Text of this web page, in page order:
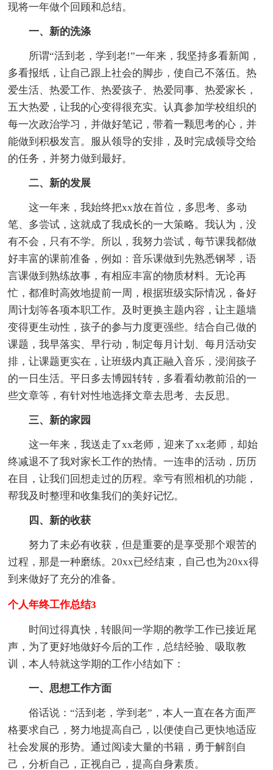
现将一年做个回顾和总结。
一、新的洗涤
所谓“活到老，学到老!”一年来，我坚持多看新闻，
多看报纸，让自己跟上社会的脚步，使自己不落伍。热
爱生活、热爱工作、热爱孩子、热爱同事、热爱家长，
五大热爱，让我的心变得很充实。认真参加学校组织的
每一次政治学习，并做好笔记，带着一颗思考的心，并
能做到积极发言。服从领导的安排，及时完成领导交给
的任务，并努力做到最好。
二、新的发展
这一年来，我始终把xx放在首位，多思考、多动
笔、多尝试，这就成了我成长的一大策略。我认为，没
有不会，只有不学。所以，我努力尝试，每节课我都做
好丰富的课前准备，例如：音乐课做到先熟悉钢琴，语
言课做到熟练故事，有相应丰富的物质材料。无论再
忙，都准时高效地提前一周，根据班级实际情况，备好
周计划等各项本职工作。及时更换主题内容，让主题墙
变得更生动性，孩子的参与力度更强些。结合自己做的
课题，我早落实、早行动，制定每月计划、每月活动安
排，让课题更实在，让班级内真正融入音乐，浸润孩子
的一日生活。平日多去博园转转，多看看幼教前沿的一
些文章等，有针对性地选择文章去思考、去反思。
三、新的家园
这一年来，我送走了xx老师，迎来了xx老师，却始
终减退不了我对家长工作的热情。一连串的活动，历历
在目，让我们回想走过的历程。幸亏有照相机的功能，
帮我及时整理和收集我们的美好记忆。
四、新的收获
努力了未必有收获，但是重要的是享受那个艰苦的
过程，那是一种磨练。20xx已经结束，自己也为20xx得
到来做好了充分的准备。
个人年终工作总结3
时间过得真快，转眼间一学期的教学工作已接近尾
声，为了更好地做好今后的工作，总结经验、吸取教
训，本人特就这学期的工作小结如下：
一、思想工作方面
俗话说：“活到老，学到老”，本人一直在各方面严
格要求自己，努力地提高自己，以便使自己更快地适应
社会发展的形势。通过阅读大量的书籍，勇于解剖自
己，分析自己，正视自己，提高自身素质。